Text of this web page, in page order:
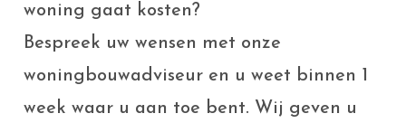
woning gaat kosten?
Bespreek uw wensen met onze
woningbouwadviseur en u weet binnen 1
week waar u aan toe bent. Wij geven u